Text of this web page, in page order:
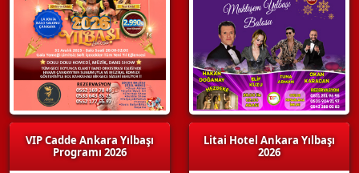
VIP Cadde Ankara Yılbaşı
Programı 2026
Litai Hotel Ankara Yılbaşı
2026